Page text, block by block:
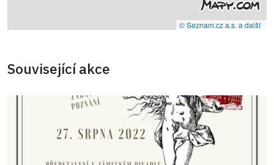
© Seznam.cz a.s. a další
Související akce